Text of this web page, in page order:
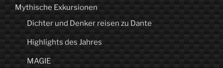
Mythische Exkursionen
Dichter und Denker reisen zu Dante
Highlights des Jahres
MAGIE